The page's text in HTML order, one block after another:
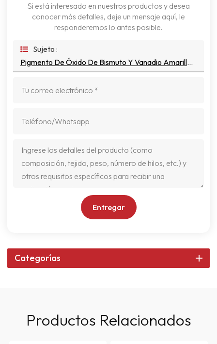
Si está interesado en nuestros productos y desea
conocer más detalles, deje un mensaje aquí, le
responderemos lo antes posible.
Sujeto :
Pigmento De Óxido De Bismuto Y Vanadio Amarillo 184
Entregar
Categorías
Productos Relacionados